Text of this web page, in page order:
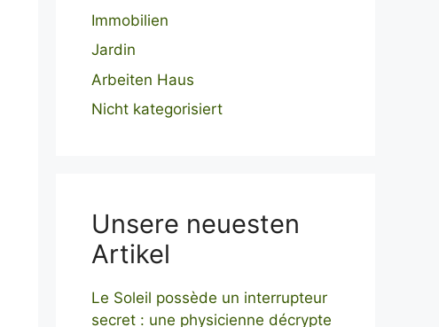
Immobilien
Jardin
Arbeiten Haus
Nicht kategorisiert
Unsere neuesten
Artikel
Le Soleil possède un interrupteur
secret : une physicienne décrypte